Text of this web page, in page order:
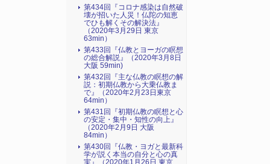
第434回『コロナ感染は自然破
壊が招いた人災！仏陀の知恵
でひも解くその解決法』
（2020年3月29日 東京
63min）
第433回『仏教とヨーガの瞑想
の総合解説』（2020年3月8日
大阪 59min)
第432回『主な仏教の瞑想の解
説：初期仏教から大乗仏教ま
で』（2020年2月23日東京
64min）
第431回『初期仏教の瞑想と心
の安定・集中・知性の向上』
（2020年2月9日 大阪
84min）
第430回『仏教・ヨガと最新科
学が説く本当の自分と心の真